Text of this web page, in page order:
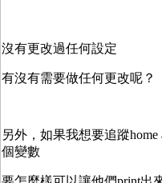
沒有更改過任何設定
有沒有需要做任何更改呢？
另外，如果我想要追蹤home
個變數